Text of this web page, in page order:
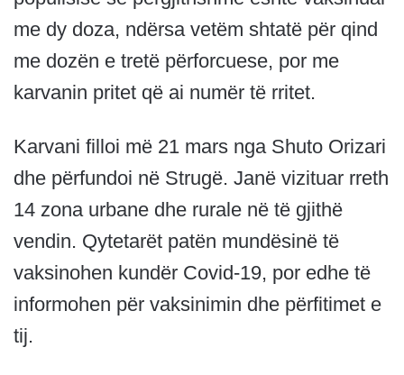
me dy doza, ndërsa vetëm shtatë për qind
me dozën e tretë përforcuese, por me
karvanin pritet që ai numër të rritet.
Karvani filloi më 21 mars nga Shuto Orizari
dhe përfundoi në Strugë. Janë vizituar rreth
14 zona urbane dhe rurale në të gjithë
vendin. Qytetarët patën mundësinë të
vaksinohen kundër Covid-19, por edhe të
informohen për vaksinimin dhe përfitimet e
tij.